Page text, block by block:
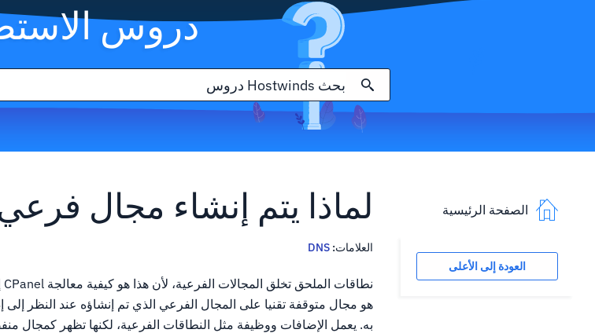
دروس
الصفحة الرئيسية
العودة إلى الأعلى
لماذا يتم إنشاء مجال
العلامات: DNS
به. يعمل الإضافات ووظيفة مثل النطاقات الفرعية، لكنها تظهر كمجال